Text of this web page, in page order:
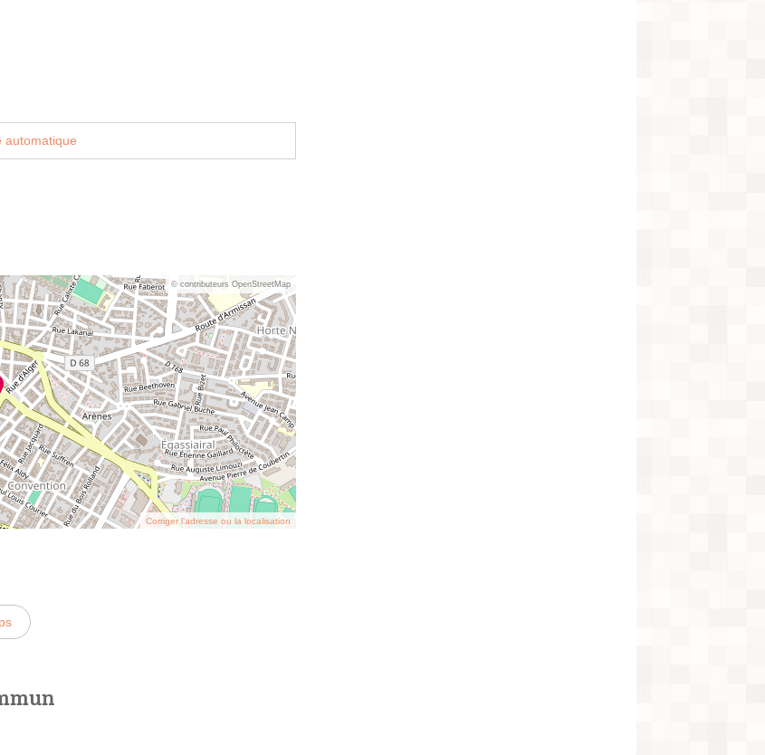
automatique
© contributeurs OpenStreetMap
Corriger l’adresse ou la localisation